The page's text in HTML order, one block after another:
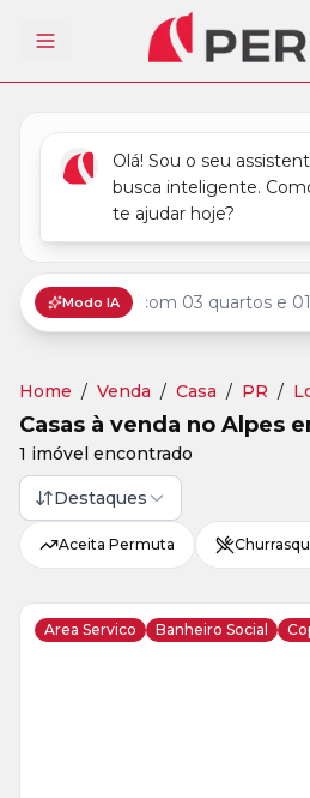
Abrir menu
Home / Venda / Casa / PR /
Casas à venda no Alpes
1 imóvel encontrado
Destaques
Aceita Permuta
Area Servico Banheiro Social